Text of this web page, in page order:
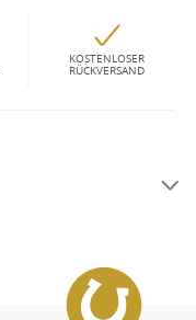
KOSTENLOSER
RÜCKVERSAND